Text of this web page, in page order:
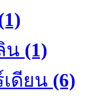
น (1)
ดียน (6)